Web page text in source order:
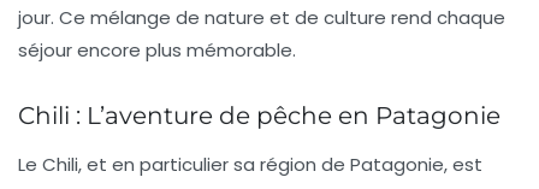
jour. Ce mélange de nature et de culture rend chaque
séjour encore plus mémorable.
Chili : L’aventure de pêche en Patagonie
Le Chili, et en particulier sa région de Patagonie, est